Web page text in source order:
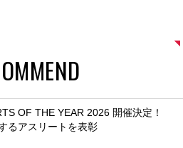
OF THE YEAR 2026 開催決定！
るアスリートを表彰